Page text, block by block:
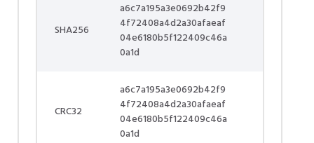
SHA256
a6c7a195a3e0692b42f9
4f72408a4d2a30afaeaf
04e6180b5f122409c46a
0a1d
CRC32
a6c7a195a3e0692b42f9
4f72408a4d2a30afaeaf
04e6180b5f122409c46a
0a1d